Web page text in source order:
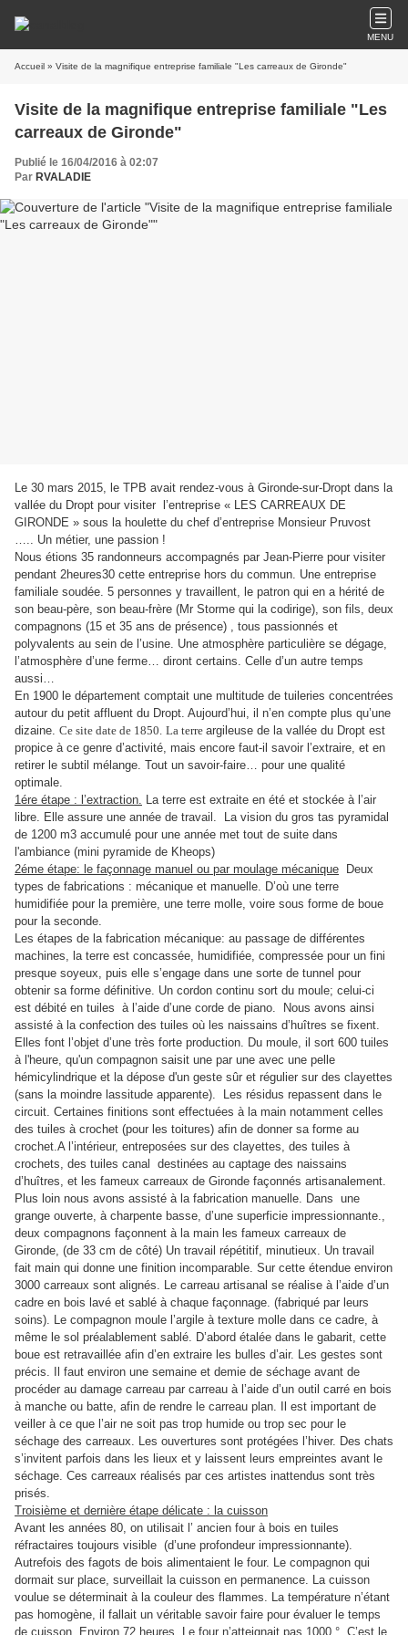
MENU
Accueil » Visite de la magnifique entreprise familiale "Les carreaux de Gironde"
Visite de la magnifique entreprise familiale "Les
carreaux de Gironde"
Publié le 16/04/2016 à 02:07
Par RVALADIE
Le 30 mars 2015, le TPB avait rendez-vous à Gironde-sur-Dropt dans la
vallée du Dropt pour visiter l’entreprise « LES CARREAUX DE
GIRONDE » sous la houlette du chef d’entreprise Monsieur Pruvost
….. Un métier, une passion !
Nous étions 35 randonneurs accompagnés par Jean-Pierre pour visiter
pendant 2heures30 cette entreprise hors du commun. Une entreprise
familiale soudée. 5 personnes y travaillent, le patron qui en a hérité de
son beau-père, son beau-frère (Mr Storme qui la codirige), son fils, deux
compagnons (15 et 35 ans de présence) , tous passionnés et
polyvalents au sein de l’usine. Une atmosphère particulière se dégage,
l’atmosphère d’une ferme… diront certains. Celle d’un autre temps
aussi…
En 1900 le département comptait une multitude de tuileries concentrées
autour du petit affluent du Dropt. Aujourd’hui, il n’en compte plus qu’une
dizaine. Ce site date de 1850. La terre argileuse de la vallée du Dropt est
propice à ce genre d’activité, mais encore faut-il savoir l’extraire, et en
retirer le subtil mélange. Tout un savoir-faire… pour une qualité
optimale.
1ére étape : l’extraction. La terre est extraite en été et stockée à l’air
libre. Elle assure une année de travail. La vision du gros tas pyramidal
de 1200 m3 accumulé pour une année met tout de suite dans
l'ambiance (mini pyramide de Kheops)
2éme étape: le façonnage manuel ou par moulage mécanique Deux
types de fabrications : mécanique et manuelle. D’où une terre
humidifiée pour la première, une terre molle, voire sous forme de boue
pour la seconde.
Les étapes de la fabrication mécanique: au passage de différentes
machines, la terre est concassée, humidifiée, compressée pour un fini
presque soyeux, puis elle s’engage dans une sorte de tunnel pour
obtenir sa forme définitive. Un cordon continu sort du moule; celui-ci
est débité en tuiles à l’aide d’une corde de piano.
Nous avons ainsi
assisté à la confection des tuiles où les naissains d’huîtres se fixent.
Elles font l’objet d’une très forte production. Du moule, il sort 600 tuiles
à l'heure, qu'un compagnon saisit une par une avec une pelle
hémicylindrique et la dépose d'un geste sûr et régulier sur des clayettes
(sans la moindre lassitude apparente). Les résidus repassent dans le
circuit. Certaines finitions sont effectuées à la main notamment celles
des tuiles à crochet (pour les toitures) afin de donner sa forme au
crochet.A l’intérieur, entreposées sur des clayettes, des tuiles à
crochets, des tuiles canal destinées au captage des naissains
d’huîtres, et les fameux carreaux de Gironde façonnés artisanalement.
Plus loin nous avons assisté à la fabrication manuelle. Dans une
grange ouverte, à charpente basse, d’une superficie impressionnante.,
deux compagnons façonnent à la main les fameux carreaux de
Gironde, (de 33 cm de côté) Un travail répétitif, minutieux. Un travail
fait main qui donne une finition incomparable. Sur cette étendue environ
3000 carreaux sont alignés. Le carreau artisanal se réalise à l’aide d’un
cadre en bois lavé et sablé à chaque façonnage. (fabriqué par leurs
soins). Le compagnon moule l’argile à texture molle dans ce cadre, à
même le sol préalablement sablé. D’abord étalée dans le gabarit, cette
boue est retravaillée afin d’en extraire les bulles d’air. Les gestes sont
précis. Il faut environ une semaine et demie de séchage avant de
procéder au damage carreau par carreau à l’aide d’un outil carré en bois
à manche ou batte, afin de rendre le carreau plan. Il est important de
veiller à ce que l’air ne soit pas trop humide ou trop sec pour le
séchage des carreaux. Les ouvertures sont protégées l’hiver. Des chats
s’invitent parfois dans les lieux et y laissent leurs empreintes avant le
séchage. Ces carreaux réalisés par ces artistes inattendus sont très
prisés.
Troisième et dernière étape délicate : la cuisson
Avant les années 80, on utilisait l’ ancien four à bois en tuiles
réfractaires toujours visible (d’une profondeur impressionnante).
Autrefois des fagots de bois alimentaient le four. Le compagnon qui
dormait sur place, surveillait la cuisson en permanence. La cuisson
voulue se déterminait à la couleur des flammes. La température n’étant
pas homogène, il fallait un véritable savoir faire pour évaluer le temps
de cuisson. Environ 72 heures. Le four n’atteignait pas 1000 °. C’est le